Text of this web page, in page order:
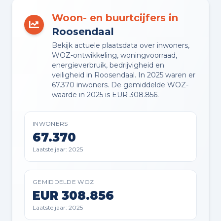
BERGING
Vrijstaande houten berging
PARKEREN
Op eigen terrein
Planning
AANGEBODEN SINDS
19-06-2026
Badkamer voorzieningen
Woon- en buurtcijfers in
Roosendaal
Bekijk actuele plaatsdata over inwoners,
WOZ-ontwikkeling, woningvoorraad,
energieverbruik, bedrijvigheid en
veiligheid in Roosendaal. In 2025 waren er
67.370 inwoners. De gemiddelde WOZ-
waarde in 2025 is EUR 308.856.
INWONERS
67.370
Laatste jaar: 2025
GEMIDDELDE WOZ
EUR 308.856
Laatste jaar: 2025